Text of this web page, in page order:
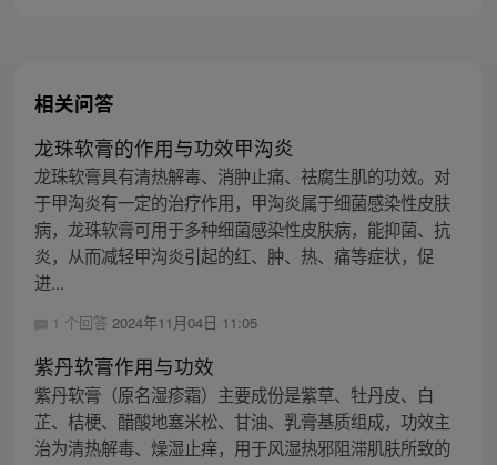
相关问答
龙珠软膏的作用与功效甲沟炎
龙珠软膏具有清热解毒、消肿止痛、祛腐生肌的功效。对
于甲沟炎有一定的治疗作用，甲沟炎属于细菌感染性皮肤
病，龙珠软膏可用于多种细菌感染性皮肤病，能抑菌、抗
炎，从而减轻甲沟炎引起的红、肿、热、痛等症状，促
进...
1 个回答 2024年11月04日 11:05
紫丹软膏作用与功效
紫丹软膏（原名湿疹霜）主要成份是紫草、牡丹皮、白
芷、桔梗、醋酸地塞米松、甘油、乳膏基质组成，功效主
治为清热解毒、燥湿止痒，用于风湿热邪阻滞肌肤所致的